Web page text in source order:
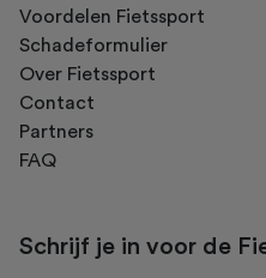
Voordelen Fietssport
Schadeformulier
Over Fietssport
Contact
Partners
FAQ
Schrijf je in voor de